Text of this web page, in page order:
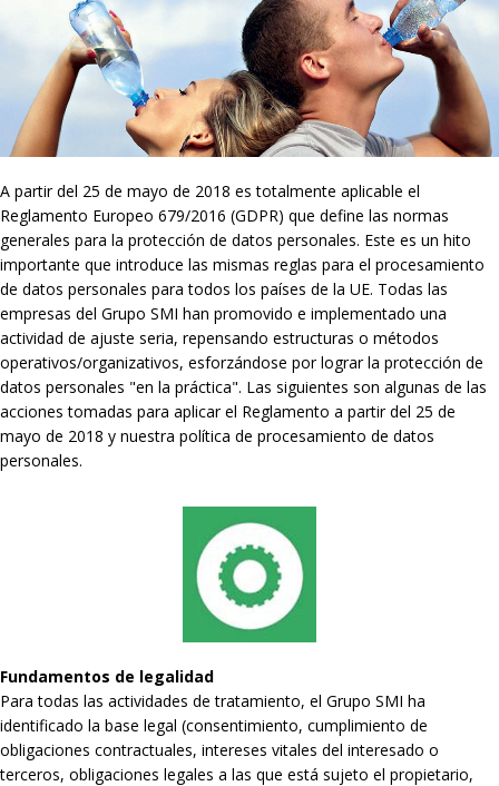
A partir del 25 de mayo de 2018 es totalmente aplicable el
Reglamento Europeo 679/2016 (GDPR) que define las normas
generales para la protección de datos personales. Este es un hito
importante que introduce las mismas reglas para el procesamiento
de datos personales para todos los países de la UE. Todas las
empresas del Grupo SMI han promovido e implementado una
actividad de ajuste seria, repensando estructuras o métodos
operativos/organizativos, esforzándose por lograr la protección de
datos personales "en la práctica". Las siguientes son algunas de las
acciones tomadas para aplicar el Reglamento a partir del 25 de
mayo de 2018 y nuestra política de procesamiento de datos
personales.
Fundamentos de legalidad
Para todas las actividades de tratamiento, el Grupo SMI ha
identificado la base legal (consentimiento, cumplimiento de
obligaciones contractuales, intereses vitales del interesado o
terceros, obligaciones legales a las que está sujeto el propietario,